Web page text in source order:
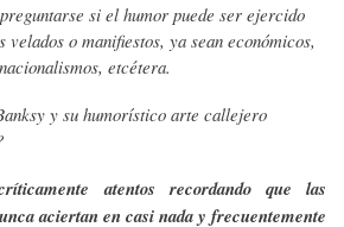
si el humor puede ser ejercido
velados o manifiestos, ya sean económicos,
etcétera.
y su humorístico arte callejero
atentos recordando que las
aciertan en casi nada y frecuentemente